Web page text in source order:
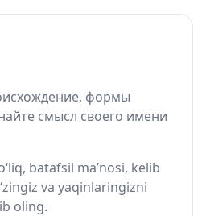
формы
смысл своего имени
batafsil ma’nosi, kelib
va yaqinlaringizni
oling.